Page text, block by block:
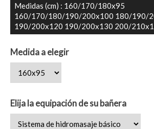
Medidas (cm) : 160/170/180x95
160/170/180/190/200x100 180/190/
190/200x120 190/200x130 200/
Medida a elegir
Elija la equipación de su bañera